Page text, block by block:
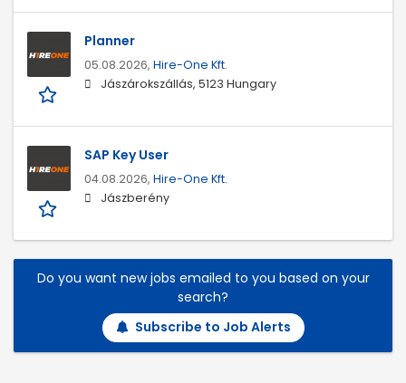
Planner
05.08.2026, Hire-One Kft.
Jászárokszállás, 5123 Hungary
SAP Key User
04.08.2026, Hire-One Kft.
Jászberény
Do you want new jobs emailed to you based on your
search?
Subscribe to Job Alerts